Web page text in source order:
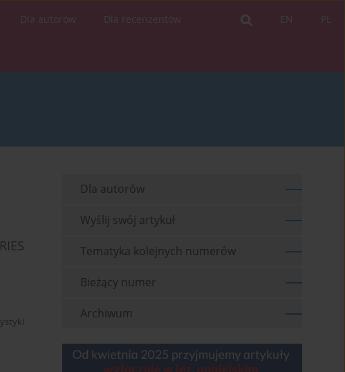
PL
EN
Dla autorów Dla recenzentów
Dla autorów
Wyślij swój artykuł
Tematyka kolejnych numerów
Bieżący numer
Archiwum